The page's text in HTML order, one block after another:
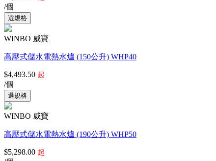
/個
WINBO 威寶
高壓式儲水電熱水爐 (150公升) WHP40
$4,493.50 起
/個
WINBO 威寶
高壓式儲水電熱水爐 (190公升) WHP50
$5,298.00 起